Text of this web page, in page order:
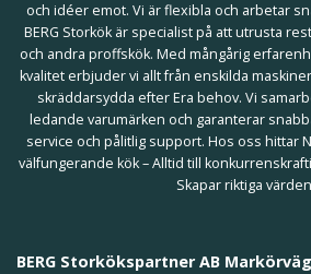
och idéer emot. Vi är flexibla och arbetar
BERG Storkök är specialist på att utrusta
och andra proffskök. Med mångårig
kvalitet erbjuder vi allt från enskilda
skräddarsydda efter Era behov. Vi
ledande varumärken och garanterar
service och pålitlig support. Hos oss hittar
välfungerande kök – Alltid till
Skapar riktiga
BERG Storkökspartner AB